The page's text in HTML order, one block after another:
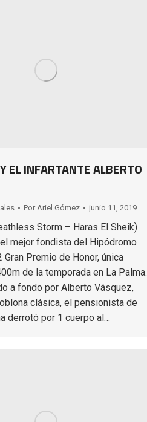
EL INFARTANTE ALBERTO
Por Ariel Gómez junio 11, 2019
Storm – Haras El Sheik)
mejor fondista del Hipódromo
Gran Premio de Honor, única
de la temporada en La Palma.
a fondo por Alberto Vásquez,
clásica, el pensionista de
derrotó por 1 cuerpo al…